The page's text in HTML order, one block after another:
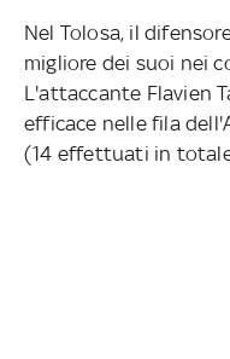
Nel Tolosa, il
migliore dei suoi nei
L'attaccante Flavien
efficace nelle fila
(14 effettuati in